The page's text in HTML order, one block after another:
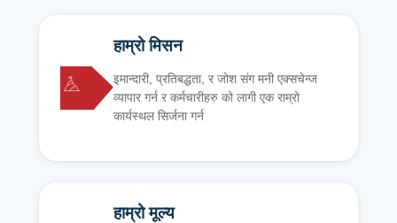
हाम्रो मिसन
इमान्दारी, प्रतिबद्धता, र जोश संग मनी एक्सचेन्ज
व्यापार गर्न र कर्मचारीहरु को लागी एक राम्रो
कार्यस्थल सिर्जना गर्न
हाम्रो मूल्य